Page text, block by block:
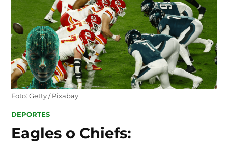
Foto: Getty / Pixabay
POSTED
DEPORTES
Eagles o Chiefs: